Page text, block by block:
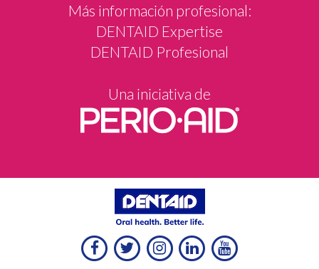
Más información profesional:
DENTAID Expertise
DENTAID Profesional
Una iniciativa de